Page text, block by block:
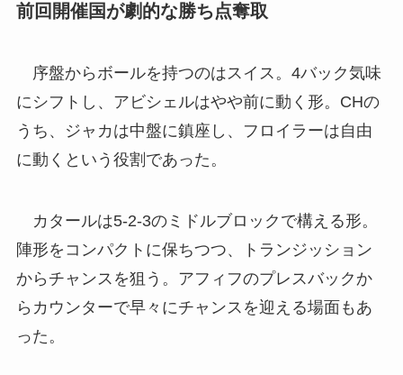
前回開催国が劇的な勝ち点奪取
序盤からボールを持つのはスイス。4バック気味
にシフトし、アビシェルはやや前に動く形。CHの
うち、ジャカは中盤に鎮座し、フロイラーは自由
に動くという役割であった。
カタールは5-2-3のミドルブロックで構える形。
陣形をコンパクトに保ちつつ、トランジッション
からチャンスを狙う。アフィフのプレスバックか
らカウンターで早々にチャンスを迎える場面もあ
った。